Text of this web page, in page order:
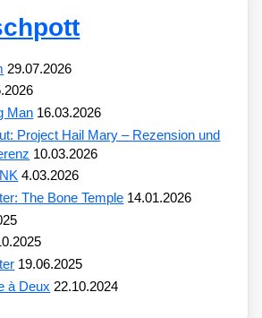
29.07.2026
Man 16.03.2026
Project Hail Mary – Rezension und
10.03.2026
4.03.2026
The Bone Temple 14.01.2026
19.06.2025
à Deux 22.10.2024